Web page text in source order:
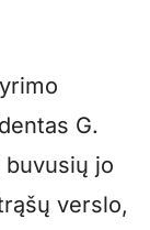
G.
buvusių jo
verslo,